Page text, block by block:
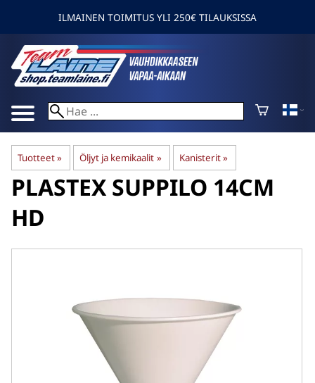
ILMAINEN TOIMITUS YLI 250€ TILAUKSISSA
Tuotteet‪» Öljyt ja kemikaalit ‪» Kanisterit‪»
PLASTEX SUPPILO 14CM
HD